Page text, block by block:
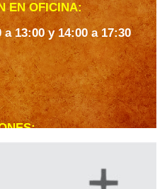
EN OFICINA:
13:00 y 14:00 a 17:30